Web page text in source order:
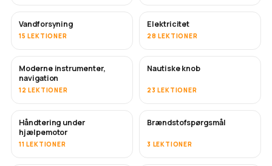
Vandforsyning
15 LEKTIONER
Elektricitet
28 LEKTIONER
Moderne instrumenter,
navigation
12 LEKTIONER
Nautiske knob
23 LEKTIONER
Håndtering under
hjælpemotor
11 LEKTIONER
Brændstofspørgsmål
3 LEKTIONER